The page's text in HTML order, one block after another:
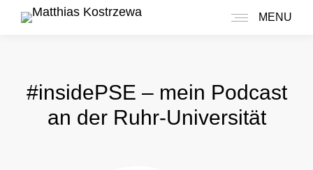
MENU
#insidePSE – mein Podcast
an der Ruhr-Universität